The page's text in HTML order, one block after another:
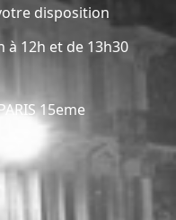
disposition
à 12h et de 13h30
15eme